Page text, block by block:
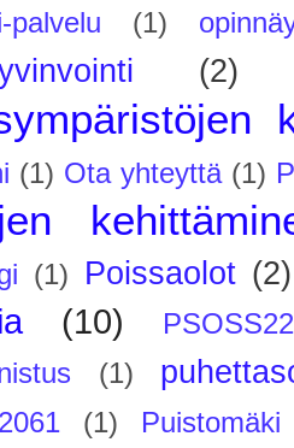
palvelu (1)
(2)
(1) Ota yhteyttä (1)
(1) Poissaolot (2)
(10)
(1)
(1)